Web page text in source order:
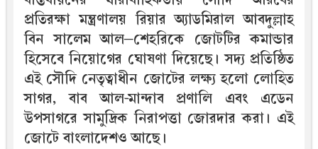
প্রতিরক্ষা মন্ত্রণালয় রিয়ার অ্যাডমিরাল আবদুল্লাহ
বিন সালেম আল–শেহরিকে জোটটির কমান্ডার
হিসেবে নিয়োগের ঘোষণা দিয়েছে। সদ্য প্রতিষ্ঠিত
এই সৌদি নেতৃত্বাধীন জোটের লক্ষ্য হলো লোহিত
সাগর, বাব আল-মান্দাব প্রণালি এবং এডেন
উপসাগরে সামুদ্রিক নিরাপত্তা জোরদার করা। এই
জোটে বাংলাদেশও আছে।